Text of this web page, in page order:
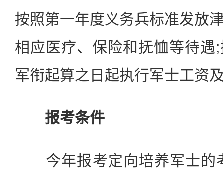
按照第一年度义务兵标准发放
相应医疗、保险和抚恤等待遇
军衔起算之日起执行军士工资
报考条件
今年报考定向培养军士的